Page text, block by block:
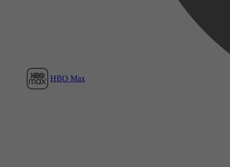
HBO Max